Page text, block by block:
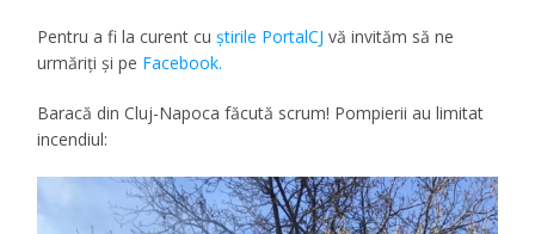
Pentru a fi la curent cuştirile PortalCJ vă invităm să ne
urmăriţi şi pe Facebook.
Baracă din Cluj-Napoca făcută scrum! Pompierii au limitat
incendiul: